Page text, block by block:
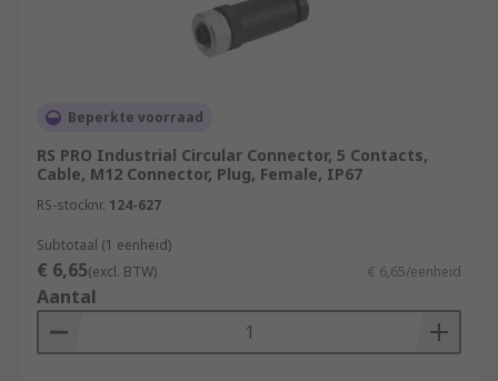
Beperkte voorraad
RS PRO Industrial Circular Connector, 5 Contacts,
Cable, M12 Connector, Plug, Female, IP67
RS-stocknr. 124-627
Subtotaal (1 eenheid)
€ 6,65(excl. BTW) € 6,65/eenheid
Aantal